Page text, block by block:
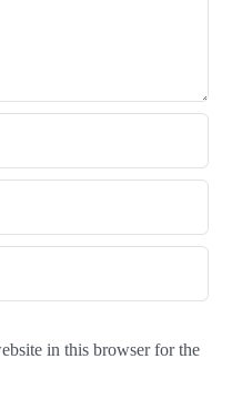
in this browser for the